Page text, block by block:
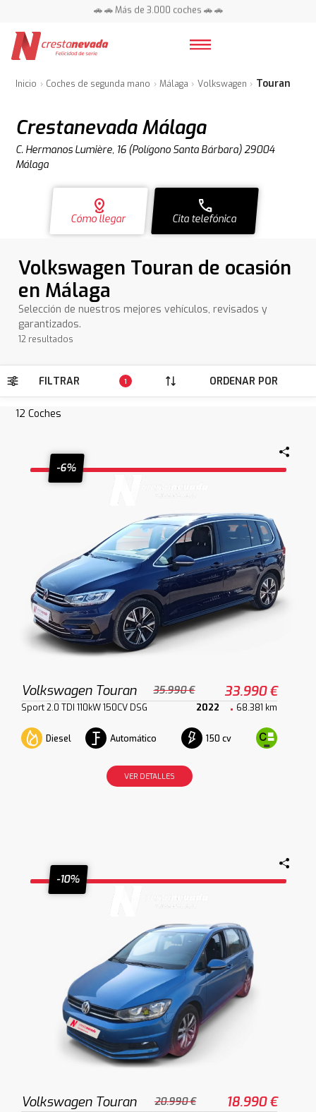
🚗 🚗 Más de 3.000 coches 🚗 🚗
Inicio Coches de segunda mano Málaga Volkswagen Touran
Crestanevada Málaga
C. Hermanos Lumière, 16 (Polígono Santa Bárbara) 29004
Málaga
distance
Cómo llegar
call
Cita telefónica
Volkswagen Touran de ocasión
en Málaga
Selección de nuestros mejores vehículos, revisados y
garantizados.
12 resultados
FILTRAR 1 ORDENAR POR
12 Coches
-6%
Volkswagen Touran 35.990 € 33.990 €
Sport 2.0 TDI 110kW 150CV DSG 2022 68.381 km
Diesel Automático 150 cv
VER DETALLES
-10%
Volkswagen Touran 20.990 € 18.990 €